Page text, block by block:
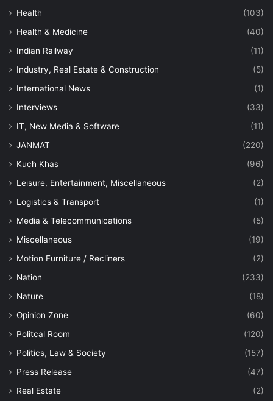
Health
(103)
Health & Medicine
(40)
Indian Railway
(11)
Industry, Real Estate & Construction
(5)
International News
(1)
Interviews
(33)
IT, New Media & Software
(11)
JANMAT
(220)
Kuch Khas
(96)
Leisure, Entertainment, Miscellaneous
(2)
Logistics & Transport
(1)
Media & Telecommunications
(5)
Miscellaneous
(19)
Motion Furniture / Recliners
(2)
Nation
(233)
Nature
(18)
Opinion Zone
(60)
Politcal Room
(120)
Politics, Law & Society
(157)
Press Release
(47)
Real Estate
(2)